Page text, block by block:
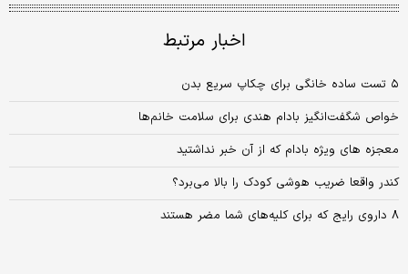
اخبار مرتبط
۵ تست ساده خانگی برای چکاپ سریع بدن
خواص شگفت‌انگیز بادام هندی برای سلامت خانم‌ها
معجزه های ویژه بادام که از آن خبر نداشتید
کندر واقعا ضریب هوشی کودک را بالا می‌برد؟
۸ داروی رایج که برای کلیه‌های شما مضر هستند